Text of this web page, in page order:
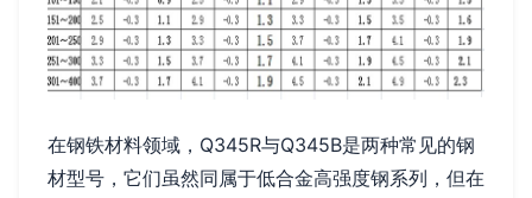
在钢铁材料领域，Q345R与Q345B是两种常见的钢
材型号，它们虽然同属于低合金高强度钢系列，但在